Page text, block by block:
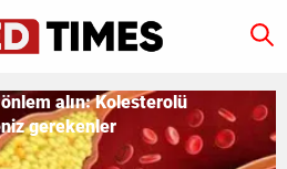
alın: Kolesterolü
gerekenler